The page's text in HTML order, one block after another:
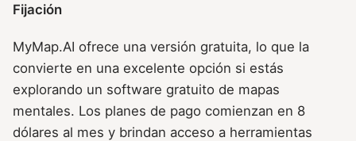
Fijación
MyMap.AI ofrece una versión gratuita, lo que la
convierte en una excelente opción si estás
explorando un software gratuito de mapas
mentales. Los planes de pago comienzan en 8
dólares al mes y brindan acceso a herramientas